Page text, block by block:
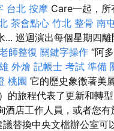
台北 按摩 Care一起，所
茶會點心 竹北 整骨 南
... 巡迴演出每個星期四
師整復 關鍵字操作 “阿
外燴 記帳士 考試 準備
桃園 它的歷史象徵著美
的旅程代表了更新和轉
酒店工作人員，或者您
替換中央文檔辦公室